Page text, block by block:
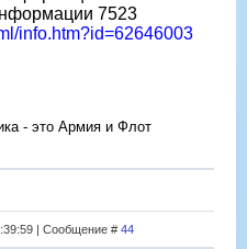
7523
info.htm?id=62646003
- это Армия и Флот
| Сообщение # 44